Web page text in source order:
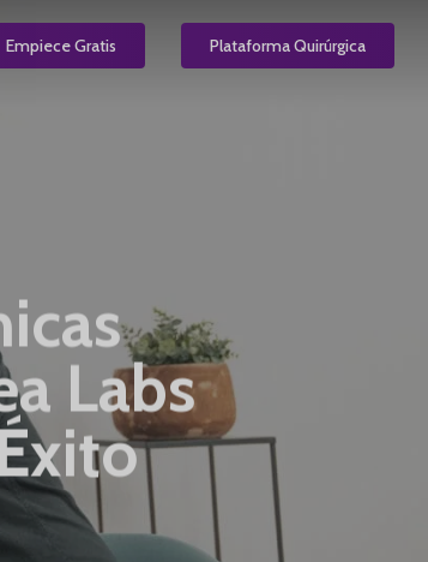
ES
Empiece Gratis Plataforma Quirúrgica
Labs